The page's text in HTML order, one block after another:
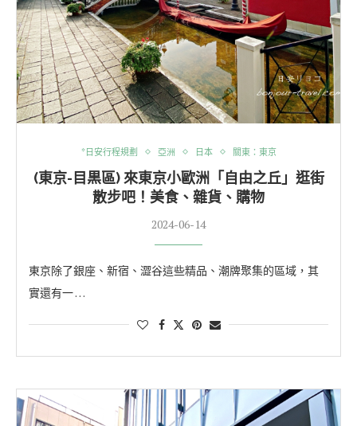
*日安行程規劃 亞洲 日本 關東：東京
(東京-目黒區) 來東京小歐洲「自由之丘」逛街
散步吧！美食、雜貨、購物
2024-06-14
東京除了銀座、新宿、澀谷這些精品、潮牌聚集的區域，其
實還有一 …